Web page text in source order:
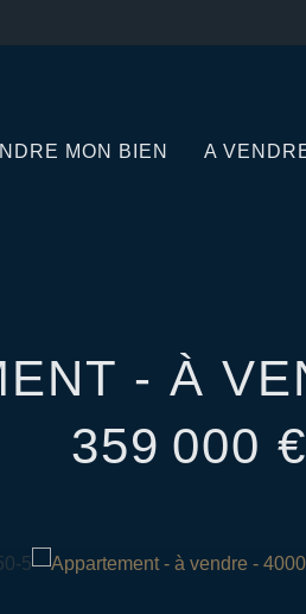
MON BIEN A
- À
359 000 €